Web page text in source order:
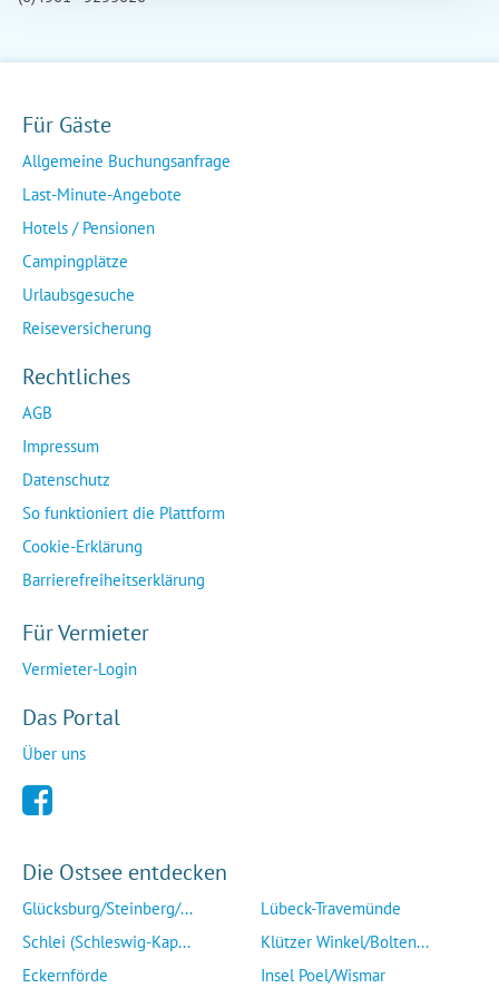
Für Gäste
Allgemeine Buchungsanfrage
Last-Minute-Angebote
Hotels / Pensionen
Campingplätze
Urlaubsgesuche
Reiseversicherung
Rechtliches
AGB
Impressum
Datenschutz
So funktioniert die Plattform
Cookie-Erklärung
Barrierefreiheitserklärung
Für Vermieter
Vermieter-Login
Das Portal
Über uns
Die Ostsee entdecken
Glücksburg/Steinberg/...
Schlei (Schleswig-Kap...
Eckernförde
Lübeck-Travemünde
Klützer Winkel/Bolten...
Insel Poel/Wismar